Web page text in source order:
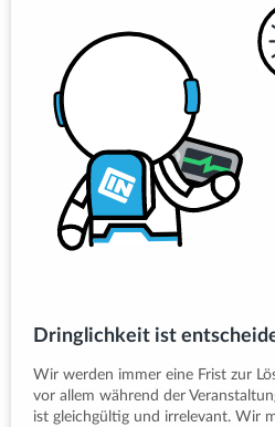
Dringlichkeit ist
Wir werden immer eine Frist zur
vor allem während der
ist gleichgültig und irrelevant. Wir